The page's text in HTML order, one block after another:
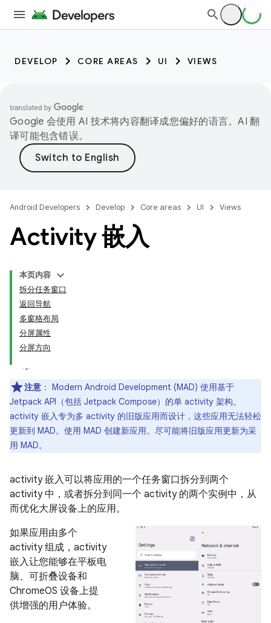
DEVELOP CORE AREAS UI VIEWS
Google 会使用 AI 技术将内容翻译成您偏好的语言。AI 翻
译可能包含错误。
Android Developers Develop Core areas UI Views
Activity 嵌入
本页内容
拆分任务窗口
返回导航
多窗格布局
分屏属性
分屏方向
注意 ： Modern Android Development (MAD) 使用基于
Jetpack API（包括 Jetpack Compose）的单 activity 架构。
activity 嵌入专为多 activity 的旧版应用而设计，这些应用无法轻松
更新到 MAD。使用 MAD 创建新应用。尽可能将旧版应用更新为采
用 MAD。
activity 嵌入可以将应用的一个任务窗口拆分到两个
activity 中，或者拆分到同一个 activity 的两个实例中，从
而优化大屏设备上的应用。
如果应用由多个
activity 组成，activity
嵌入让您能够在平板电
脑、可折叠设备和
ChromeOS 设备上提
供增强的用户体验。